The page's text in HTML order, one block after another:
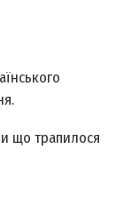
що трапилося